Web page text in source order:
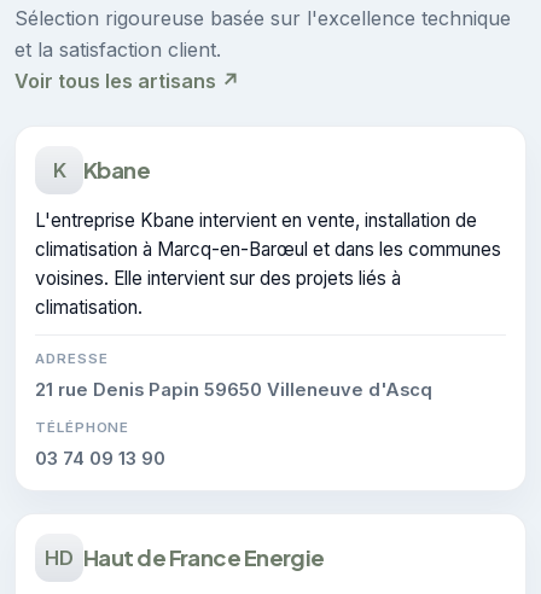
Sélection rigoureuse basée sur l'excellence technique
et la satisfaction client.
Voir tous les artisans ↗
K Kbane
L'entreprise Kbane intervient en vente, installation de
climatisation à Marcq-en-Barœul et dans les communes
voisines. Elle intervient sur des projets liés à
climatisation.
ADRESSE
21 rue Denis Papin 59650 Villeneuve d'Ascq
TÉLÉPHONE
03 74 09 13 90
HD Haut de France Energie